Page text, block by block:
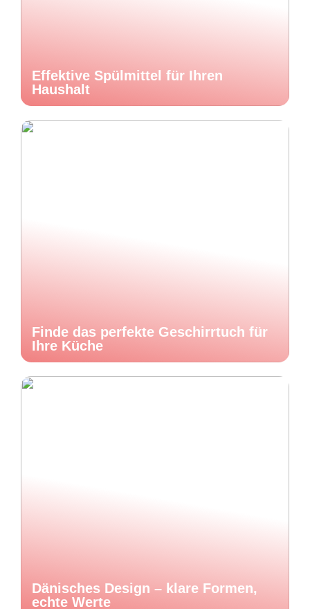
Effektive Spülmittel für Ihren
Haushalt
Finde das perfekte Geschirrtuch für
Ihre Küche
Dänisches Design – klare Formen,
echte Werte